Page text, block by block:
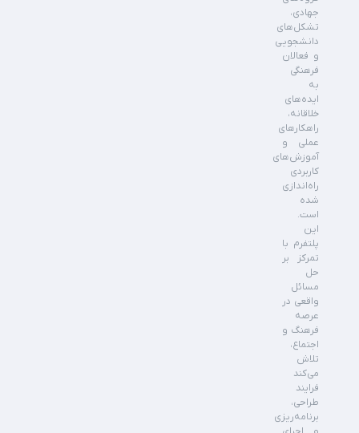
جهادی،
تشکل‌های
دانشجویی
و فعالان
فرهنگی
به
ایده‌های
خلاقانه،
راهکارهای
عملی و
آموزش‌های
کاربردی
راه‌اندازی
شده
است.
این
پلتفرم با
تمرکز بر
حل
مسائل
واقعی در
عرصه
فرهنگ و
اجتماع،
تلاش
می‌کند
فرایند
طراحی،
برنامه‌ریزی